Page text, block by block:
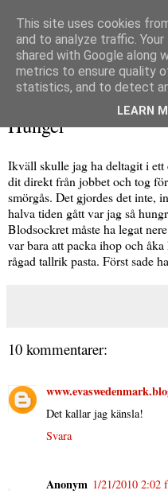
Hunger
Ikväll skulle jag ha deltagit i
dit direkt från jobbet och tog
smörgås. Det gjordes det inte,
halva tiden gått var jag så
Blodsockret måste ha legat
var bara att packa ihop och
rågad tallrik pasta. Först sade
10 kommentarer:
Det kallar jag känsla!
Svara
Anonym 1/21/2010 2:02
This site uses cookies
and to analyze traffic.
shared with Google along
metrics to ensure quality
statistics, and to detect
LEARN